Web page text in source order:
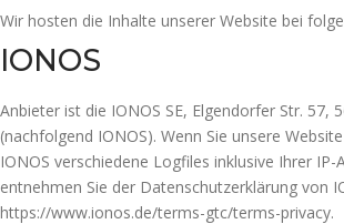
Wir hosten die Inhalte unserer Website bei
IONOS
Anbieter ist die IONOS SE, Elgendorfer Str. 57,
(nachfolgend IONOS). Wenn Sie unsere
IONOS verschiedene Logfiles inklusive Ihrer IP-
entnehmen Sie der Datenschutzerklärung von
https://www.ionos.de/terms-gtc/terms-privacy.